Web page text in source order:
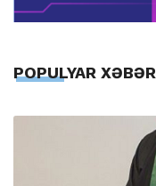
POPULYAR XƏBƏR